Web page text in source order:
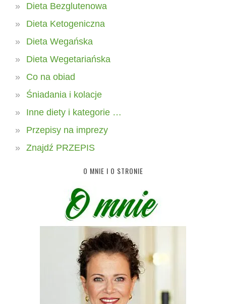
Dieta Bezglutenowa
Dieta Ketogeniczna
Dieta Wegańska
Dieta Wegetariańska
Co na obiad
Śniadania i kolacje
Inne diety i kategorie …
Przepisy na imprezy
Znajdź PRZEPIS
O MNIE I O STRONIE